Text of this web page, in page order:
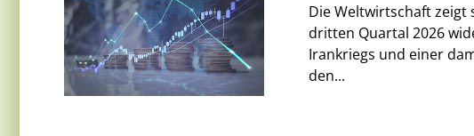
Die Weltwirtschaft zeigt
dritten Quartal 2026
Irankriegs und einer
den...